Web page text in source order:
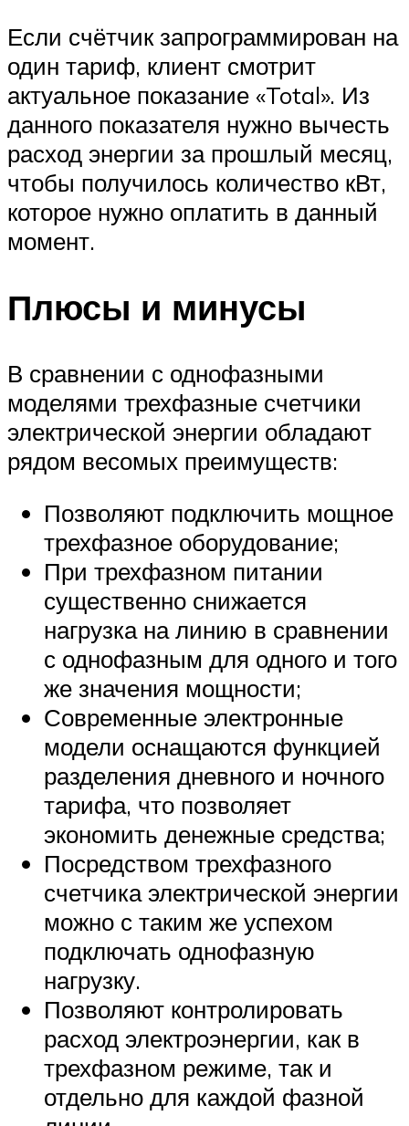
Если счётчик запрограммирован на
один тариф, клиент смотрит
актуальное показание «Total». Из
данного показателя нужно вычесть
расход энергии за прошлый месяц,
чтобы получилось количество кВт,
которое нужно оплатить в данный
момент.
Плюсы и минусы
В сравнении с однофазными
моделями трехфазные счетчики
электрической энергии обладают
рядом весомых преимуществ:
Позволяют подключить мощное
трехфазное оборудование;
При трехфазном питании
существенно снижается
нагрузка на линию в сравнении
с однофазным для одного и того
же значения мощности;
Современные электронные
модели оснащаются функцией
разделения дневного и ночного
тарифа, что позволяет
экономить денежные средства;
Посредством трехфазного
счетчика электрической энергии
можно с таким же успехом
подключать однофазную
нагрузку.
Позволяют контролировать
расход электроэнергии, как в
трехфазном режиме, так и
отдельно для каждой фазной